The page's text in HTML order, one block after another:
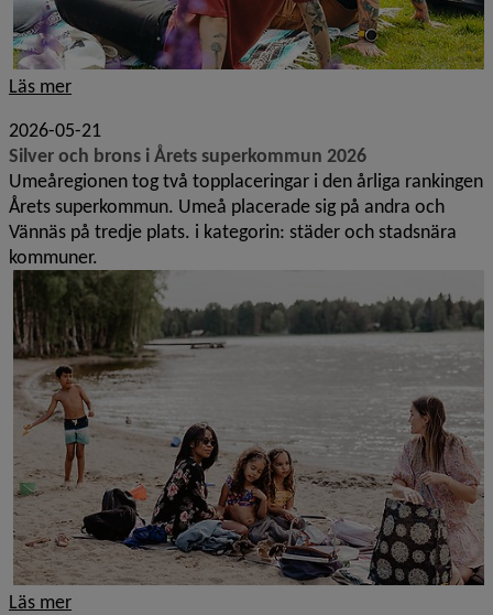
Läs mer
2026-05-21
Silver och brons i Årets superkommun 2026
Umeåregionen tog två topplaceringar i den årliga rankingen
Årets superkommun. Umeå placerade sig på andra och
Vännäs på tredje plats. i kategorin: städer och stadsnära
kommuner.
Läs mer